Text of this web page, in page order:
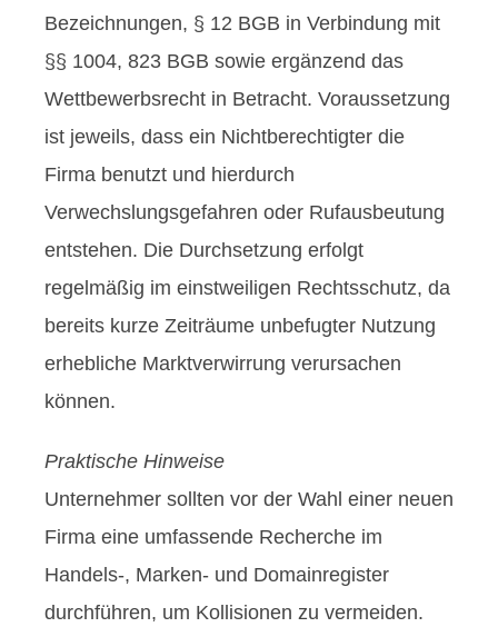
Bezeichnungen, § 12 BGB in Verbindung mit
§§ 1004, 823 BGB sowie ergänzend das
Wettbewerbsrecht in Betracht. Voraussetzung
ist jeweils, dass ein Nichtberechtigter die
Firma benutzt und hierdurch
Verwechslungsgefahren oder Rufausbeutung
entstehen. Die Durchsetzung erfolgt
regelmäßig im einstweiligen Rechtsschutz, da
bereits kurze Zeiträume unbefugter Nutzung
erhebliche Marktverwirrung verursachen
können.
Praktische Hinweise
Unternehmer sollten vor der Wahl einer neuen
Firma eine umfassende Recherche im
Handels-, Marken- und Domainregister
durchführen, um Kollisionen zu vermeiden.